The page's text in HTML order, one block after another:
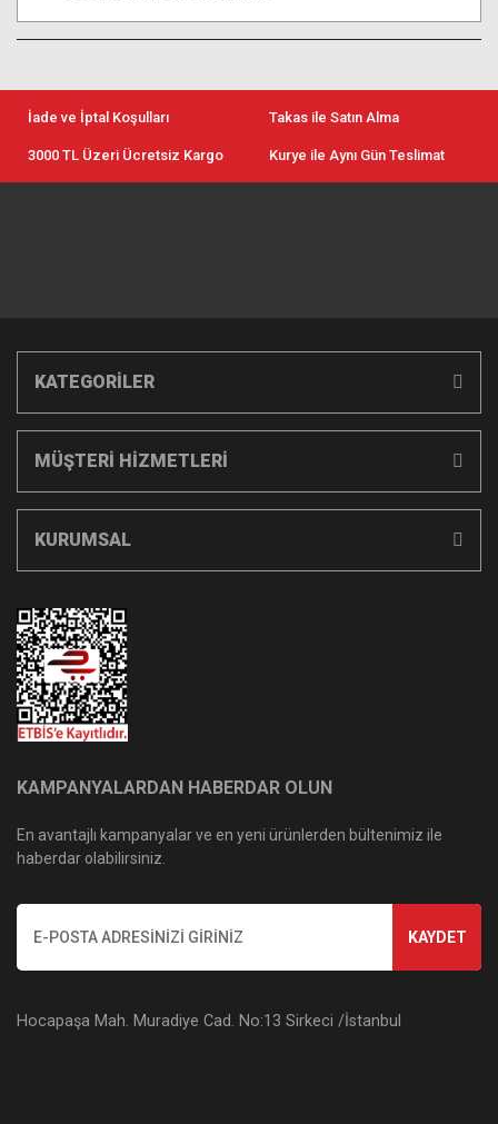
İade ve İptal Koşulları Takas ile Satın Alma
3000 TL Üzeri Ücretsiz Kargo Kurye ile Aynı Gün Teslimat
KATEGORİLER
MÜŞTERİ HİZMETLERİ
KURUMSAL
KAMPANYALARDAN HABERDAR OLUN
En avantajlı kampanyalar ve en yeni ürünlerden bültenimiz ile
haberdar olabilirsiniz.
KAYDET
Hocapaşa Mah. Muradiye Cad. No:13 Sirkeci /İstanbul